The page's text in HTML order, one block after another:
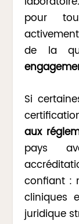
pour
de la
Si
aux
pays
confiant :
cliniques
juridique